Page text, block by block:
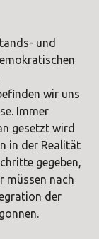
und
wir uns
Immer
gesetzt wird
in der Realität
gegeben,
müssen nach
der